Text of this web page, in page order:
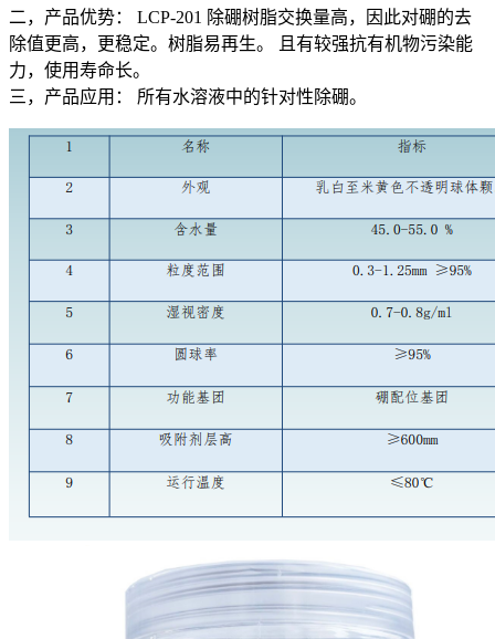
二，产品优势： LCP-201 除硼树脂交换量高，因此对硼的去
除值更高，更稳定。树脂易再生。 且有较强抗有机物污染能
力，使用寿命长。
三，产品应用： 所有水溶液中的针对性除硼。